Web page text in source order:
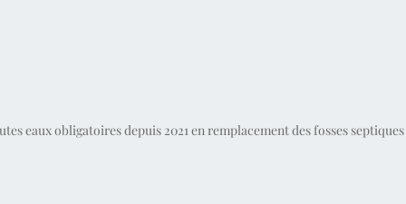
eaux obligatoires depuis 2021 en remplacement des fosses